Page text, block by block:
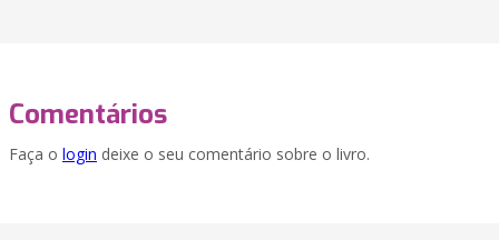
Comentários
Faça o login deixe o seu comentário sobre o livro.